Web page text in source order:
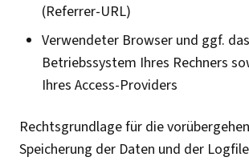
(Referrer-URL)
Verwendeter Browser und ggf. das
Betriebssystem Ihres Rechners
Ihres Access-Providers
Rechtsgrundlage für die
Speicherung der Daten und der